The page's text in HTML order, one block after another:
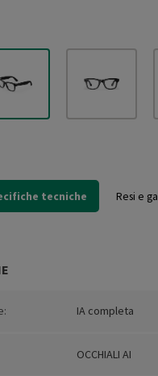
tecniche Resi e
IA completa
OCCHIALI AI